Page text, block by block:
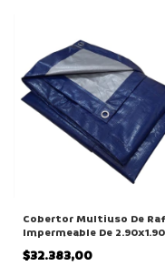
Cobertor Multiuso De
Impermeable De 2.90x1.90
Mts Con Ojalas
$32.383,00